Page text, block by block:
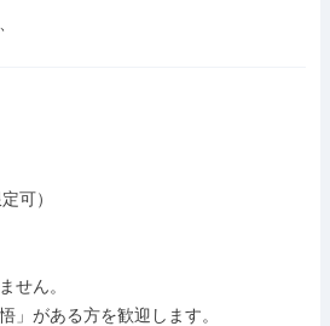
可）
せん。
」がある方を歓迎します。